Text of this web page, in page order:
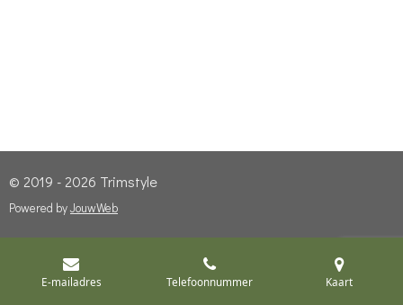
© 2019 - 2026 Trimstyle
Powered byJouwWeb
E-mailadres Telefoonnummer Kaart